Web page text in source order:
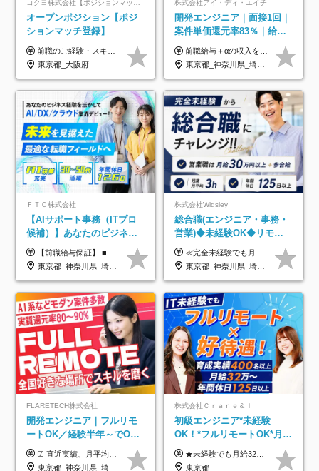
コクヨ株式会社【ポジションマッチ登録】
オープンポジション【ポジ
ションマッチ登録】
前職のご経験・スキル等を考慮して決定します。
東京都_大阪府
株式会社アイ・ディ・エイチ
開発エンジニア｜面接1回｜
案件単価還元率83％｜給与
UP保証｜年休140日｜在宅
利用率9割｜独立支援・副業
制度
前職給与＋αの収入を保証 月給42万円～120万円＋各種手当＋賞与 給与基準が明確かつ高還元です。 一人ひとりが安定した環境のもと、長く活躍できる職場を目指しています。 ※平均年収650万円 ・還元率83％ ・各種手当について 職能手当／職務手当／資格手当／営業手当 など ※前職での経験・能力、給与などを考慮の上、当社規定により優遇いたします ※試用期間あり（3ヶ月／期間中の条件に変動はありません） ※上記金額には固定残業代（78,948円～225,564円/月30時間分）を含みます 超過分は別途全額支給いたします ・年収UPを保証 過去には転職時に〈年収200万円UP〉したエンジニアも在籍しています。入社時だけでなく、入社後も安心の給与水準で働ける環境です。キャリアや技術力が正当に評価されていないと感じていたら、一度面接でお話ししましょう！ 当社では管理職の人数は最低限にし、無駄な管理をしません。その費用削減分を社員の給与に還元しています！
東京都_神奈川県_埼玉県_千葉県_大阪府_愛知県_北海道_青森県_岩手県_宮城県_秋田県_山形県_福島県_茨城県_栃木県_群馬県_新潟県_山梨県_長野県_富山県_石川県_福井県_静岡県_岐阜県_三重県_兵庫県_京都府_滋賀県_奈良県_和歌山県_広島県_岡山県_鳥取県_島根県_山口県_徳島県_香川県_愛媛県_高知県_福岡県_熊本県_佐賀県_長崎県_大分県_宮崎県_鹿児島県_沖縄県
ＦＴＣ株式会社
【AIサポート事務（ITプロ
候補）】あなたのビジネス
経験をAI業界で活かす◆IT
未経験OK◆目指せるコンサ
ル
【前職給与保証】 ■未経験者： 月給30万円～35万円 ■ローキャリア（経験目安1年程度）： 月給35万円～40万円 ■経験者（経験目安3年以上）： 月給40万円～60万円 ■即戦力（経験目安5年以上）： 月給45万円～80万円 ※上記金額には固定残業代30時間分 【未経験者5万5000円～7万3000円、 ローキャリア6万4000円～7万3000円、 経験者5万8000円～10万9000円、 即戦力8万2000円～14万5000円】を含みます。 ※30時間を超える場合は追加で全額支給します。 ※経験・能力・前職給与などを総合的に評価したうえでご納得いただけるよう個別決定。 未経験者の場合、前職給与とポテンシャルを査定のうえ決定いたします。 ※日本国内でのIT業界経験、または同等の実務経験と能力に応じて決定します。 ※前職給与は日本円かつ、日本国内での実績に基づき評価します。 【納得の評価システム】 ★クォーター毎に査定する評価制度導入！ 明確な評価基準で翌年度年収を上げましょう！ ★評価対象期間に在籍中のほとんどの社員が昇給し 年収アップを実現しています！ ★様々なインセンティブ制度を用意し多角的に正当評価しています！ ※試用期間6カ月（期間中の待遇等に差異なし）
東京都_神奈川県_埼玉県_千葉県
株式会社Widsley
総合職(エンジニア・事務・
営業)◆未経験OK◆リモー
トあり◆残業月3h◆服装髪
型自由
≪完全未経験でも月給40万円以上も可能です！≫ -------------- 【1】ITエンジニア 月給26万円～50万円＋プロジェクト手当＋資格手当 【2】IT事務、営業事務 月給26万円～50万円＋プロジェクト手当＋資格手当 ≪【1】【2】共通≫ ★上記給与には固定残業代20時間分(月3万719円～)を含みます。残業が超過した場合は、追加支給します(残業は月平均3時間とほぼ発生しません。残業がなくても、固定残業代は支給されます) ★試用期間6ヵ月あり（期間中は月給23万1000円～。固定残業代20時間分3万719円～を含む／超過分は別途支給） -------------- 【3】SES営業、SaaS営業 月給30万円以上＋インセンティブ＋各種手当 ★上記給与には固定残業代45時間分(月7万6967円～)を含みます。残業が超過した場合は、追加支給します(残業は月平均3時間とほぼ発生しません。残業がなくても、固定残業代は支給されます) ★試用期間6ヵ月あり(期間中も給与や福利厚生は同じです)
東京都_神奈川県_埼玉県_千葉県_大阪府_愛知県_北海道_青森県_岩手県_宮城県_秋田県_山形県_福島県_茨城県_栃木県_群馬県_新潟県_山梨県_長野県_富山県_石川県_福井県_静岡県_岐阜県_三重県_兵庫県_京都府_滋賀県_奈良県_和歌山県_広島県_岡山県_鳥取県_島根県_山口県_徳島県_香川県_愛媛県_高知県_福岡県_熊本県_佐賀県_長崎県_大分県_宮崎県_鹿児島県_沖縄県
FLARETECH株式会社
開発エンジニア｜フルリモ
ートOK／経験半年～でOK
／実質還元率80～90%／前
給保証／AI系など最先端案
☑︎ 直近実績、月平均17,000円の昇給 ☑︎ 前職給与100%保証 ☑︎ 実質還元率80～90% ☑︎ 待機時も給与は満額支給 月給35万円～70万円＋交通費など各種手当 ※想定年収：4,200,000円～10,560,000円 ※経験・能力等を考慮の上で決定します。 ※上記金額には、みなし残業手当（50時間分・104,000円～212,000円）を含みます。超過分は別途追加支給します。 ┗残業時間は月平均10時間、多い時でも20時間程度と安定しております ★単価連動型の給与体系ではないため、万が一待機になってもその間の給与は満額支給しています。 ＜1年間の昇給事例をご紹介！＞ ・20代/フロントエンドエンジニア：月給274,000円→月給362,000円（＋88,000円/月） ・20代/iOSエンジニア：月給237,000円→月給287,000円（＋50,000円/月） ・20代/Androidエンジニア：月給316,000円→月給374,000円（＋58,000円/月） ・30代/Javaエンジニア（上流）：月給340,000円→月給418,000円（＋78,000円/月） ・30代/PMO：月給340,000円→月給418,000円（＋78,000円/月）
東京都_神奈川県_埼玉県_千葉県_大阪府_愛知県_北海道_青森県_岩手県_宮城県_秋田県_山形県_福島県_茨城県_栃木県_群馬県_新潟県_山梨県_長野県_富山県_石川県_福井県_静岡県_岐阜県_三重県_兵庫県_京都府_滋賀県_奈良県_和歌山県_広島県_岡山県_鳥取県_島根県_山口県_徳島県_香川県_愛媛県_高知県_福岡県_熊本県_佐賀県_長崎県_大分県_宮崎県_鹿児島県_沖縄県
株式会社Ｃｒａｎｅ＆Ｉ
初級エンジニア*未経験
OK！*フルリモートOK*月給
32万～*残業月9.8h*1ヶ月の
研修*資格取得率100％
★未経験でも月給32万円スタート★ 月収32万円～35万円＋各種手当（資格手当だけで毎月15万の上乗せ実績あり！） ★資格手当豊富！1資格につき最大3万円支給 ★功績手当の導入で、毎月のお給与に上乗せで最大10万円支給している社員も！ ★1回の昇級で年収数十万UPも可 ★ゆくゆくは年収1000万以上も目指せる 年俸384万円～1,162万8,000円（12分割） ※経験・スキルを考慮の上決定します ※上記金額には固定残業代（月30h分・60,800円～66,500円）を含みます ※超過分は別途全額支給します ※試用期間2ヶ月間あり（その他待遇に差異はありません）
東京都